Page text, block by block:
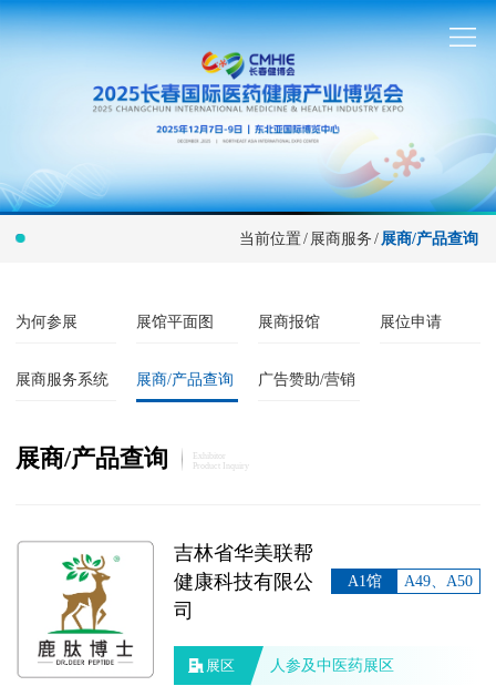
当前位置/ 展商服务 /展商/产品查询
为何参展 展馆平面图 展商报馆 展位申请
展商服务系统 展商/产品查询 广告赞助/营销
展商/产品查询
Exhibitor
Product Inquiry
吉林省华美联帮
健康科技有限公
司
A1馆 A49、A50
展区 人参及中医药展区